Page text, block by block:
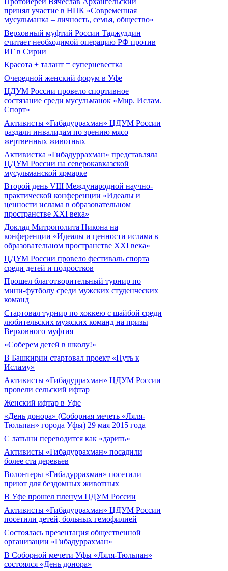
принял участие в НПК «Современная
мусульманка – личность, семья, общество»
Верховный муфтий России Таджуддин
считает необходимой операцию РФ против
ИГ в Сирии
Красота + талант = суперневестка
Очередной женский форум в Уфе
ЦДУМ России провело спортивное
состязание среди мусульманок «Мир. Ислам.
Спорт»
Активисты «Гибадуррахман» ЦДУМ России
раздали инвалидам по зрению мясо
жертвенных животных
Активистка «Гибадуррахман» представляла
ЦДУМ России на северокавказской
мусульманской ярмарке
Второй день VIII Международной научно-
практической конференции «Идеалы и
ценности ислама в образовательном
пространстве XXI века»
Доклад Митрополита Никона на
конференции «Идеалы и ценности ислама в
образовательном пространстве XXI века»
ЦДУМ России провело фестиваль спорта
среди детей и подростков
Прошел благотворительный турнир по
мини-футболу среди мужских студенческих
команд
Cтартовал турнир по хоккею с шайбой среди
любительских мужских команд на призы
Верховного муфтия
«Соберем детей в школу!»
В Башкирии стартовал проект «Путь к
Исламу»
Активисты «Гибадуррахман» ЦДУМ России
провели сельский ифтар
Женский ифтар в Уфе
«День донора» (Соборная мечеть «Ляля-
Тюльпан» города Уфы) 29 мая 2015 года
С латыни переводится как «дарить»
Активисты «Гибадуррахман» посадили
более ста деревьев
Волонтеры «Гибадуррахман» посетили
приют для бездомных животных
В Уфе прошел пленум ЦДУМ России
Активисты «Гибадуррахман» ЦДУМ России
посетили детей, больных гемофилией
Состоялась презентация общественной
организации «Гибадуррахман»
В Соборной мечети Уфы «Ляля-Тюльпан»
состоялся «День донора»